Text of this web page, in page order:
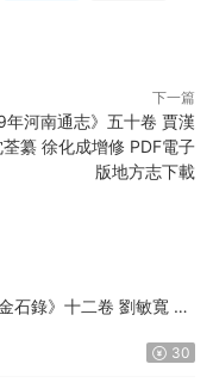
下一篇
9年河南通志》五十卷 賈漢
纂 徐化成增修 PDF電子
版地方志下載
石錄》十二卷 劉敏寬 董
30